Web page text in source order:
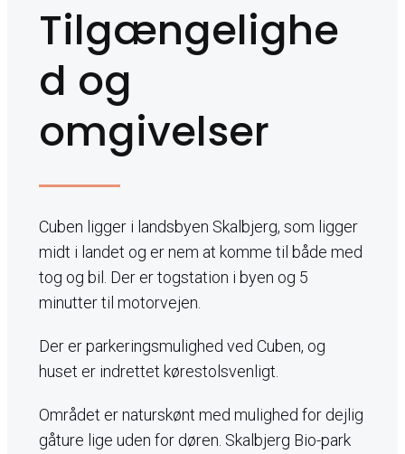
Tilgængelighe
d og
omgivelser
Cuben ligger i landsbyen Skalbjerg, som ligger
midt i landet og er nem at komme til både med
tog og bil. Der er togstation i byen og 5
minutter til motorvejen.
Der er parkeringsmulighed ved Cuben, og
huset er indrettet kørestolsvenligt.
Området er naturskønt med mulighed for dejlig
gåture lige uden for døren. Skalbjerg Bio-park